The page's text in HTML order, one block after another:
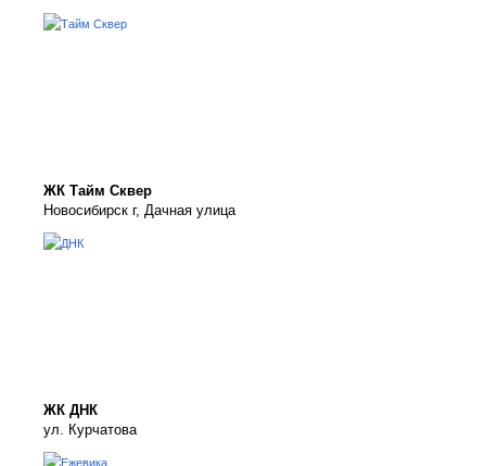
ЖК Тайм Сквер
Новосибирск г, Дачная улица
ЖК ДНК
ул. Курчатова